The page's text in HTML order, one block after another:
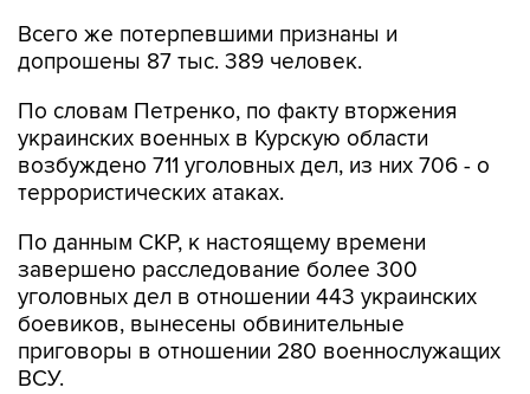
Всего же потерпевшими признаны и
допрошены 87 тыс. 389 человек.
По словам Петренко, по факту вторжения
украинских военных в Курскую области
возбуждено 711 уголовных дел, из них 706 - о
террористических атаках.
По данным СКР, к настоящему времени
завершено расследование более 300
уголовных дел в отношении 443 украинских
боевиков, вынесены обвинительные
приговоры в отношении 280 военнослужащих
ВСУ.